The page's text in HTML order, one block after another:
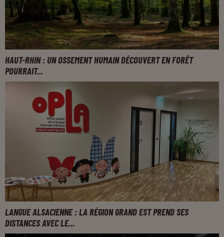
HAUT-RHIN : UN OSSEMENT HUMAIN DÉCOUVERT EN FORÊT
POURRAIT...
LANGUE ALSACIENNE : LA RÉGION GRAND EST PREND SES
DISTANCES AVEC LE...